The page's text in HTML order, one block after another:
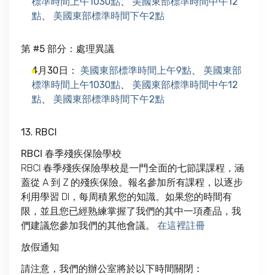
點、 美國東部標準時間下午2點
第 #5 部分：處理異議
4月30日： 美國東部標準時間上午9點、 美國東部
標準時間上午1030點、 美國東部標準時間中午12
點、 美國東部標準時間下午2點
13. RBCI
RBCI 春季殘疾保險學校
RBCI 春季殘疾保險學校是一門全面的七節課課程，涵
蓋從 A 到 Z 的殘疾保險。報名參加所有課程，以逐步
利用學習 DI，每周積累您的知識。如果您的時間有
限，並且您已經熟練掌握了我們的其中一項產品，我
們建議您參加我們的其他會議。 在這裡註冊
放假通知
請注意，我們的辦公室將於以下時間關閉：